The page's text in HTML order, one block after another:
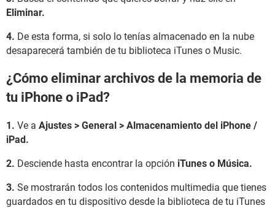
Eliminar.
4. De esta forma, si solo lo tenías almacenado en la nube
desaparecerá también de tu biblioteca iTunes o Music.
¿Cómo eliminar archivos de la memoria de
tu iPhone o iPad?
1. Ve a Ajustes > General > Almacenamiento del iPhone /
iPad.
2. Desciende hasta encontrar la opción iTunes o Música.
3. Se mostrarán todos los contenidos multimedia que tienes
guardados en tu dispositivo desde la biblioteca de tu iTunes